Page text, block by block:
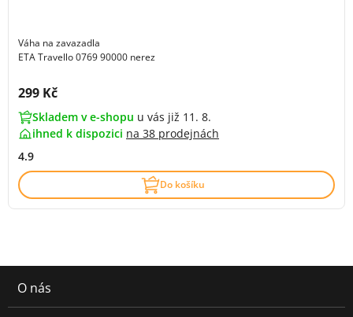
Váha na zavazadla
ETA Travello 0769 90000 nerez
Cena s DPH:
299 Kč
Skladem v e-shopu u vás již 11. 8.
ihned k dispozici na 38 prodejnách
4.9
Do košíku
O nás